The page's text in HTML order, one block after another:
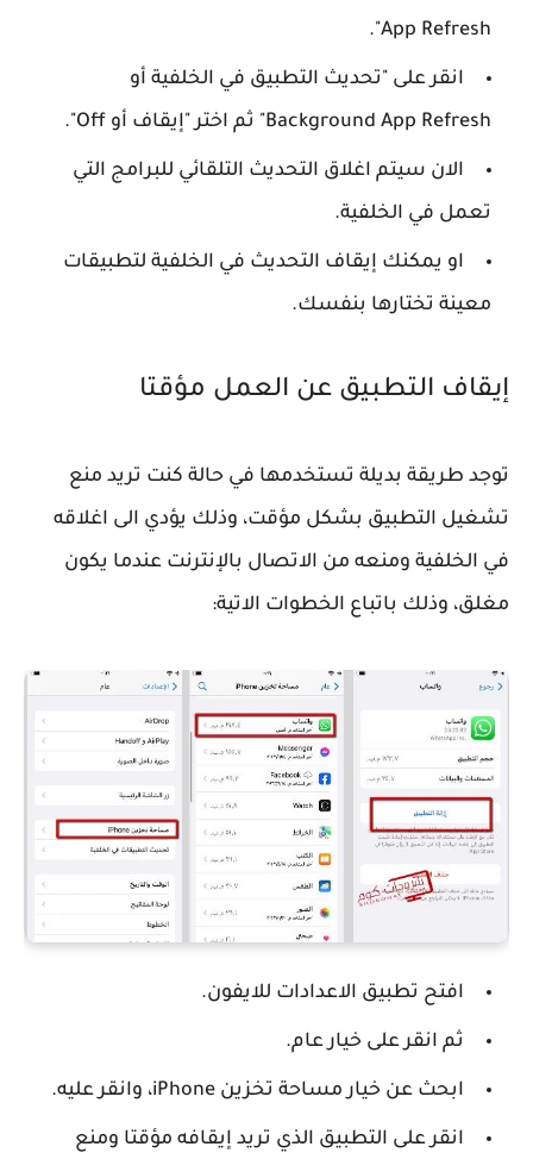
App Refresh".
انقر على "تحديث التطبيق في الخلفية أو
Background App Refresh" ثم اختر "إيقاف أو Off".
الان سيتم اغلاق التحديث التلقائي للبرامج التي
تعمل في الخلفية.
او يمكنك إيقاف التحديث في الخلفية لتطبيقات
معينة تختارها بنفسك.
إيقاف التطبيق عن العمل مؤقتا
توجد طريقة بديلة تستخدمها في حالة كنت تريد منع
تشغيل التطبيق بشكل مؤقت، وذلك يؤدي الى اغلاقه
في الخلفية ومنعه من الاتصال بالإنترنت عندما يكون
مغلق، وذلك باتباع الخطوات الاتية:
افتح تطبيق الاعدادات للايفون.
ثم انقر على خيار عام.
ابحث عن خيار مساحة تخزين iPhone، وانقر عليه.
انقر على التطبيق الذي تريد إيقافه مؤقتا ومنع